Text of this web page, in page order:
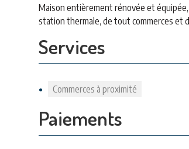
Maison entièrement rénovée et
station thermale, de tout commerces et
Services
Commerces à proximité
Paiements